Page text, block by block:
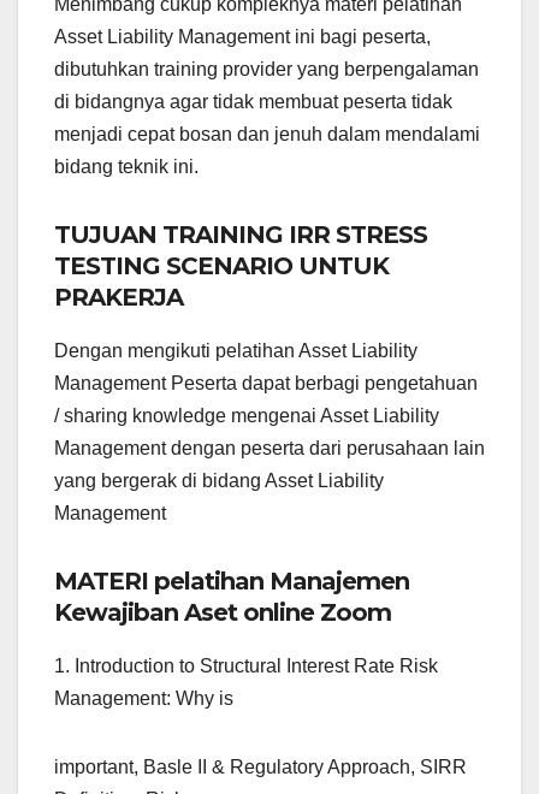
Menimbang cukup kompleknya materi pelatihan
Asset Liability Management ini bagi peserta,
dibutuhkan training provider yang berpengalaman
di bidangnya agar tidak membuat peserta tidak
menjadi cepat bosan dan jenuh dalam mendalami
bidang teknik ini.
TUJUAN TRAINING IRR STRESS
TESTING SCENARIO UNTUK
PRAKERJA
Dengan mengikuti pelatihan Asset Liability
Management Peserta dapat berbagi pengetahuan
/ sharing knowledge mengenai Asset Liability
Management dengan peserta dari perusahaan lain
yang bergerak di bidang Asset Liability
Management
MATERI pelatihan Manajemen
Kewajiban Aset online Zoom
1. Introduction to Structural Interest Rate Risk
Management: Why is
important, Basle II & Regulatory Approach, SIRR